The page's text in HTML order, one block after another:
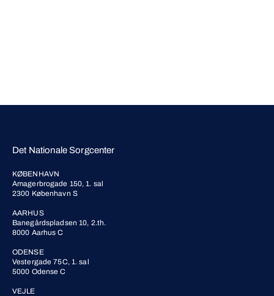
Det Nationale Sorgcenter
KØBENHAVN
Amagerbrogade 150, 1. sal
2300 København S
AARHUS
Banegårdspladsen 10, 2.th.
8000 Aarhus C
ODENSE
Vestergade 75C, 1. sal
5000 Odense C
VEJLE